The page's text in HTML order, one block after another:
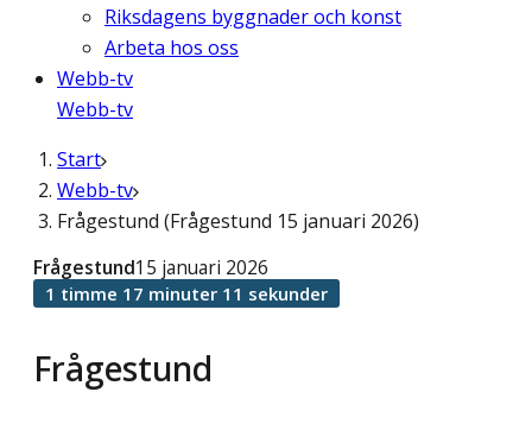
Riksdagens byggnader och konst
Arbeta hos oss
Webb-tv
Webb-tv
Start
Webb-tv
Frågestund (Frågestund 15 januari 2026)
Frågestund
Frågestund15 januari 2026
1 timme 17 minuter 11 sekunder